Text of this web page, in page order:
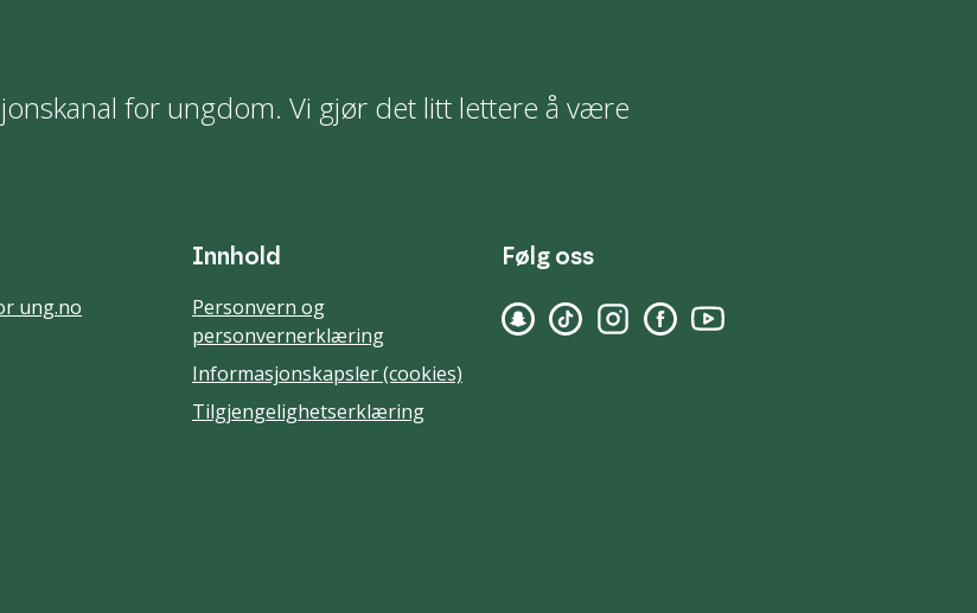
for ungdom. Vi gjør det litt lettere å være
ung.no
Innhold
Personvern og
personvernerklæring
Informasjonskapsler (cookies)
Tilgjengelighetserklæring
Følg oss